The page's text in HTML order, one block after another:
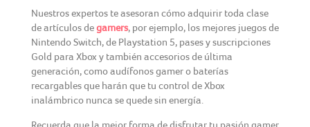
Nuestros expertos te asesoran cómo adquirir toda clase
de artículos degamers, por ejemplo, los mejores juegos de
Nintendo Switch, de Playstation 5, pases y suscripciones
Gold para Xbox y también accesorios de última
generación, como audífonos gamer o baterías
recargables que harán que tu control de Xbox
inalámbrico nunca se quede sin energía.
Recuerda que la mejor forma de disfrutar tu pasión gamer